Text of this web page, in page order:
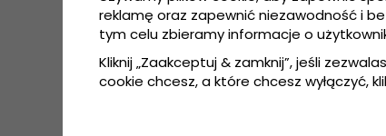
reklamę oraz zapewnić niezawodność i
tym celu zbieramy informacje o
Kliknij „Zaakceptuj & zamknij”, jeśli
cookie chcesz, a które chcesz wyłączyć,